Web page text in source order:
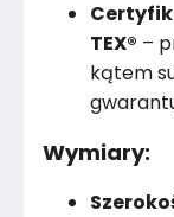
TEX® –
kątem
Wymiary: